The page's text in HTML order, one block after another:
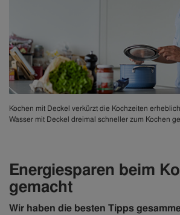
Kochen mit Deckel verkürzt die Kochzeiten
Wasser mit Deckel dreimal schneller zum Kochen
Energiesparen beim
gemacht
Wir haben die besten Tipps